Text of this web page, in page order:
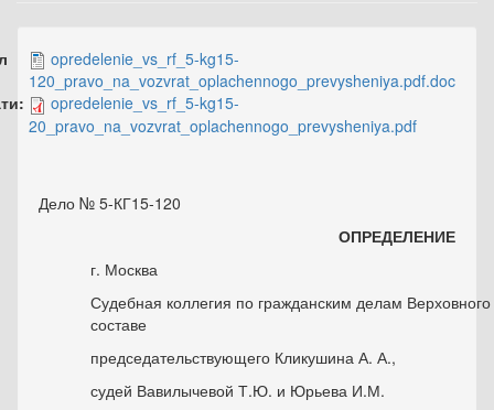
opredelenie_vs_rf_5-kg15-
120_pravo_na_vozvrat_oplachennogo_prevysheniya.pdf.doc
opredelenie_vs_rf_5-kg15-
20_pravo_na_vozvrat_oplachennogo_prevysheniya.pdf
Дело № 5-КГ15-120
ОПРЕДЕЛЕНИЕ
г. Москва 22
Судебная коллегия по гражданским делам
составе
председательствующего Кликушина А. А.,
судей Вавилычевой Т.Ю. и Юрьева И.М.